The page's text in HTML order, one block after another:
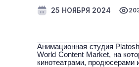
25 НОЯБРЯ 2024
Анимационная студия
World Content Market, на
кинотеатрами, продюсерами